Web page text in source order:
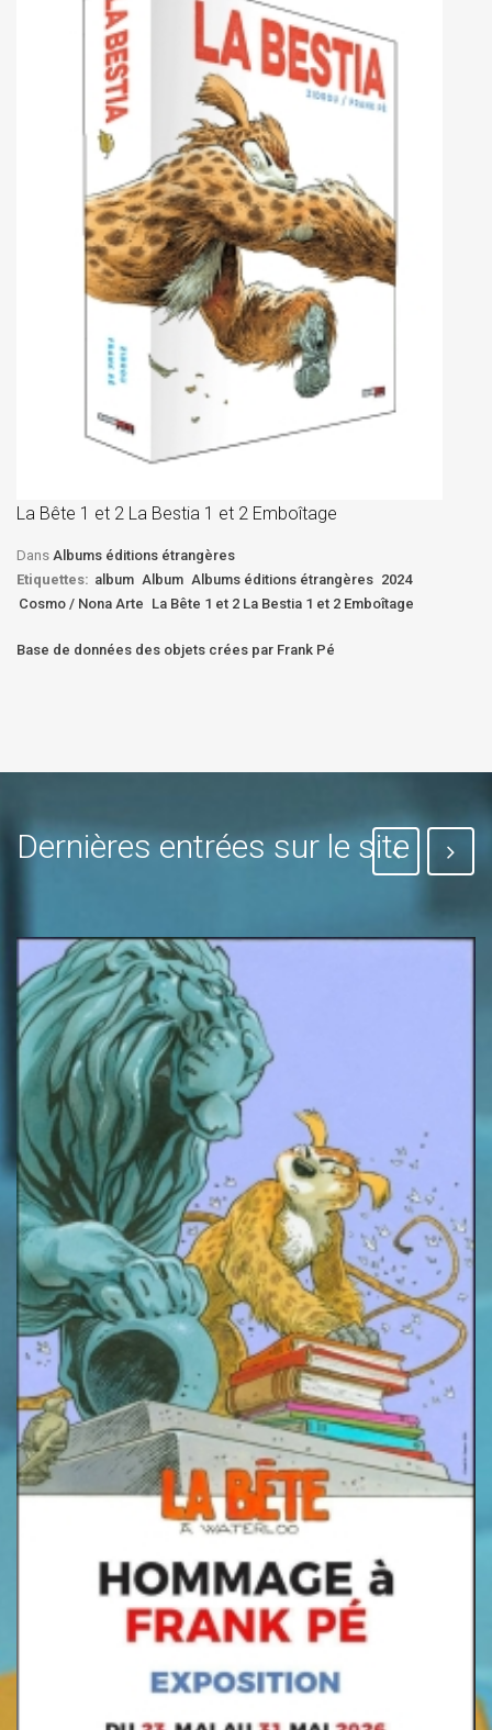
La Bête 1 et 2 La Bestia 1 et 2 Emboîtage
Dans Albums éditions étrangères
Etiquettes: album Album Albums éditions étrangères 2024
Cosmo / Nona Arte La Bête 1 et 2 La Bestia 1 et 2 Emboîtage
Base de données des objets crées par Frank Pé
Dernières entrées sur le site